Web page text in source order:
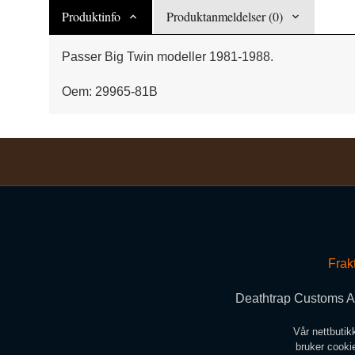
Produktinfo Produktanmeldelser (0)
Passer Big Twin modeller 1981-1988.
Oem: 29965-81B
Deathtrap Customs
Vår
bruker